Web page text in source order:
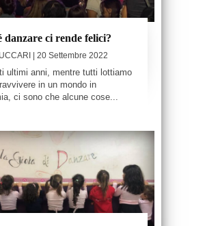
danzare ci rende felici?
| 20 Settembre 2022
ultimi anni, mentre tutti lottiamo
in un mondo in
ci sono che alcune cose...